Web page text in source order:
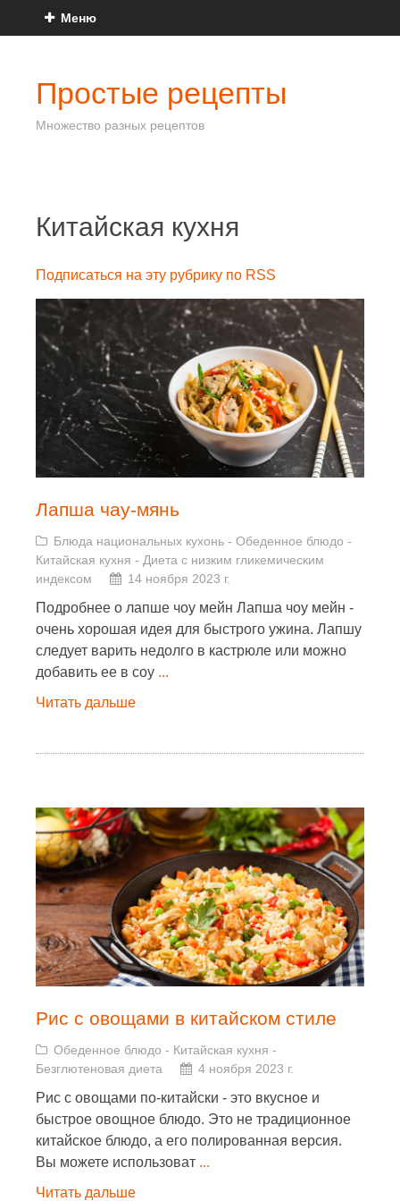
Меню
Простые рецепты
Множество разных рецептов
Китайская кухня
Подписаться на эту рубрику по RSS
Лапша чау-мянь
Блюда национальных кухонь - Обеденное блюдо -
Китайская кухня - Диета с низким гликемическим
индексом
14 ноября 2023 г.
Подробнее о лапше чоу мейн Лапша чоу мейн -
очень хорошая идея для быстрого ужина. Лапшу
следует варить недолго в кастрюле или можно
добавить ее в соу ...
Читать дальше
Рис с овощами в китайском стиле
Обеденное блюдо - Китайская кухня -
Безглютеновая диета
4 ноября 2023 г.
Рис с овощами по-китайски - это вкусное и
быстрое овощное блюдо. Это не традиционное
китайское блюдо, а его полированная версия.
Вы можете использоват ...
Читать дальше